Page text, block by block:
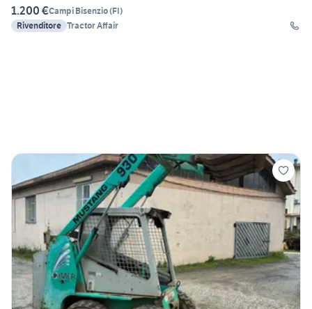
1.200 €Campi Bisenzio(FI)
Rivenditore Tractor Affair